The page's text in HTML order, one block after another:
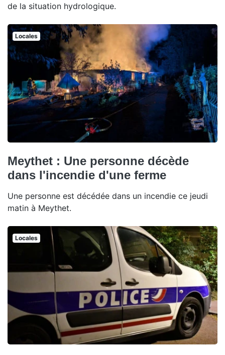
de la situation hydrologique.
Locales
Meythet : Une personne décède
dans l'incendie d'une ferme
Une personne est décédée dans un incendie ce jeudi
matin à Meythet.
Locales